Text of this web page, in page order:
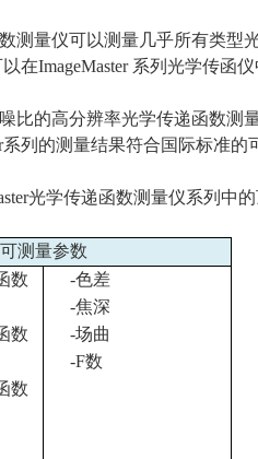
测量仪可以测量几乎所有类型
在ImageMaster 系列光学传函
比的高分辨率光学传递函数测
系列的测量结果符合国际标准的
光学传递函数测量仪系列中
可测量参数
数
数
数
-色差
-焦深
-场曲
-F数